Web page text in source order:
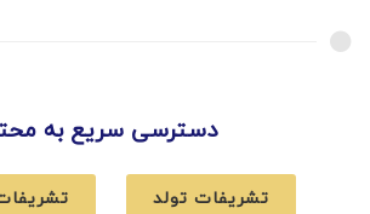
دسترسی سریع به
تشریفات تولد